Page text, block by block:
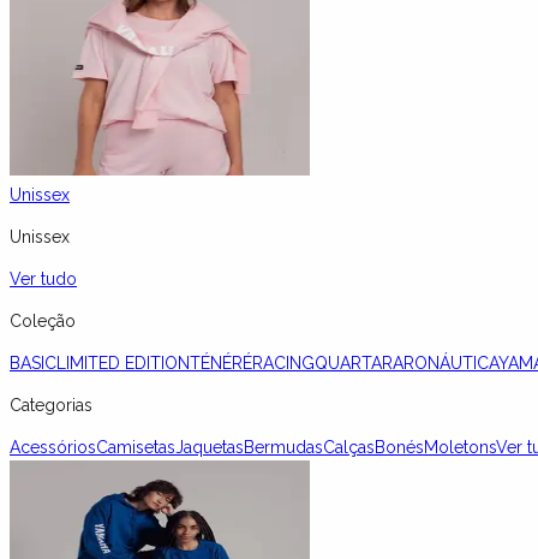
Unissex
Unissex
Ver tudo
Coleção
BASIC LIMITED EDITIONTÉNÉRÉRACINGQUARTARARONÁUTICA
Categorias
AcessóriosCamisetasJaquetasBermudasCalçasBonésMoletonsVer